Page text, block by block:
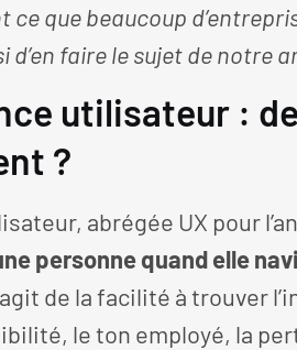
ce que beaucoup
d’en faire le sujet de notre
utilisateur :
?
abrégée UX pour
personne quand elle
de la facilité à trouver
le ton employé, la